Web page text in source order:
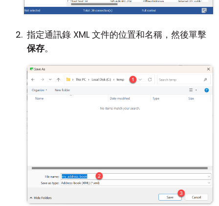
指定通訊錄 XML 文件的位置和名稱，然後單擊
保存。